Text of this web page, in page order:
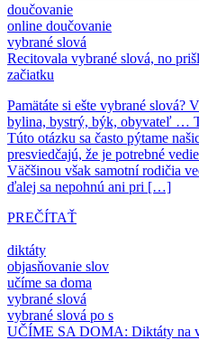
doučovanie
online doučovanie
vybrané slová
Recitovala vybrané slová, no
začiatku
Pamätáte si ešte vybrané slová?
bylina, bystrý, býk, obyvateľ …
Túto otázku sa často pýtame
presviedčajú, že je potrebné
Väčšinou však samotní rodičia
ďalej sa nepohnú ani pri […]
PREČÍTAŤ
diktáty
objasňovanie slov
učíme sa doma
vybrané slová
vybrané slová po s
UČÍME SA DOMA: Diktáty na